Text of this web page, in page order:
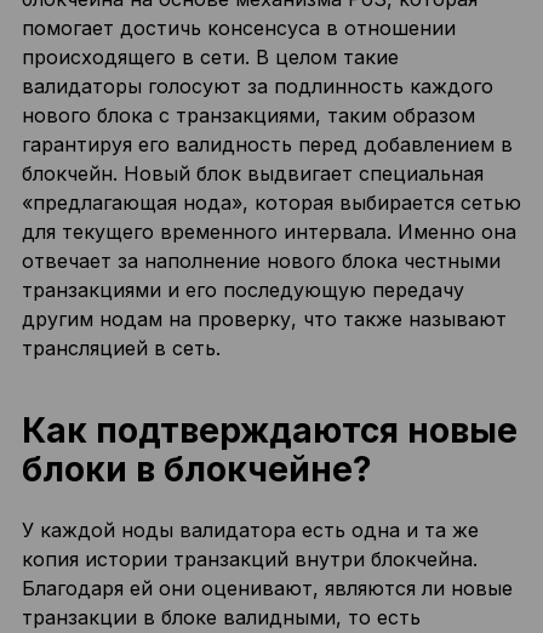
помогает достичь консенсуса в отношении
происходящего в сети. В целом такие
валидаторы голосуют за подлинность каждого
нового блока с транзакциями, таким образом
гарантируя его валидность перед добавлением в
блокчейн. Новый блок выдвигает специальная
«предлагающая нода», которая выбирается сетью
для текущего временного интервала. Именно она
отвечает за наполнение нового блока честными
транзакциями и его последующую передачу
другим нодам на проверку, что также называют
трансляцией в сеть.
Как подтверждаются новые
блоки в блокчейне?
У каждой ноды валидатора есть одна и та же
копия истории транзакций внутри блокчейна.
Благодаря ей они оценивают, являются ли новые
транзакции в блоке валидными, то есть